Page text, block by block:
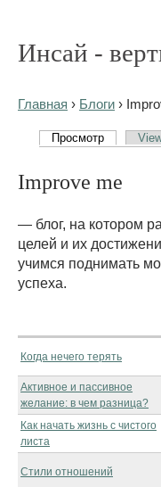
Инсай -
Главная › Блоги ›
Просмотр
Improve me
— блог, на котором
целей и их
учимся поднимать
успеха.
Когда нечего терять
Активное и пассивное
желание: в чем разница?
Как начать жизнь с чистого
листа
Стили отношений